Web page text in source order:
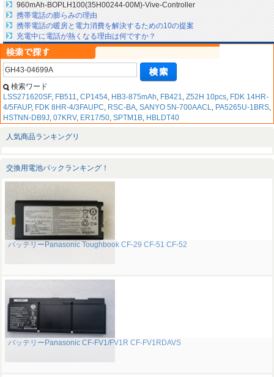
960mAh-BOPLH100(35H00244-00M)-Vive-Controller
携帯電話の膨らみの理由
携帯電話の暖房と電力消費を解決するための10の提案
充電中に電話が熱くなる理由は何ですか？
検索ワード
LSS271620SF, FB511, CP1454, HB3-875mAh, FB421, Z52H 10pcs, FDK 14HR-
4/5FAUP, FDK 8HR-4/3FAUPC, RSC-BA, SANYO 5N-700AACL, PA5265U-1BRS,
HSTNN-DB9J, 07KRV, ER17/50, SPTM1B, HBLDT40
人気商品ランキングリ
交換用電池パックランキング！
バッテリーPanasonic Toughbook CF-29 CF-51 CF-52
バッテリーPanasonic CF-FV1/FV1R CF-FV1RDAVS